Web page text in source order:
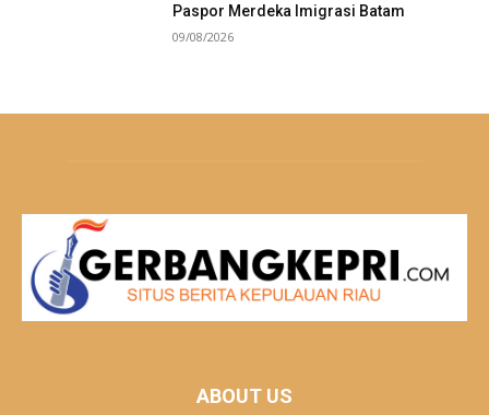
Paspor Merdeka Imigrasi Batam
09/08/2026
ABOUT US